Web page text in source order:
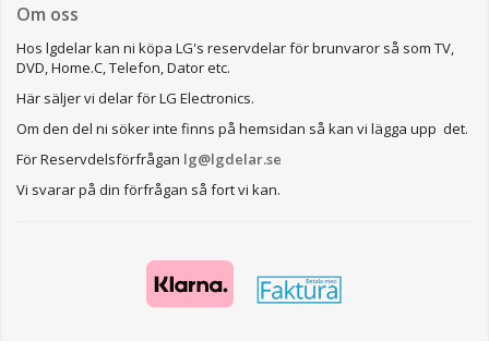
Om oss
Hos lgdelar kan ni köpa LG's reservdelar för brunvaror så som TV,
DVD, Home.C, Telefon, Dator etc.
Här säljer vi delar för LG Electronics.
Om den del ni söker inte finns på hemsidan så kan vi lägga upp det.
För Reservdelsförfrågan lg@lgdelar.se
Vi svarar på din förfrågan så fort vi kan.